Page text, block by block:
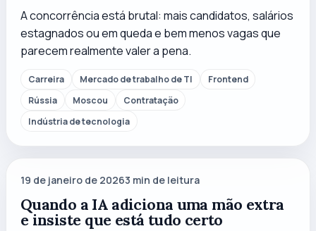
A concorrência está brutal: mais candidatos, salários
estagnados ou em queda e bem menos vagas que
parecem realmente valer a pena.
Carreira Mercado de trabalho de TI
Frontend
Rússia
Moscou
Contratação
Indústria de tecnologia
19 de janeiro de 20263 min de leitura
Quando a IA adiciona uma mão extra
e insiste que está tudo certo